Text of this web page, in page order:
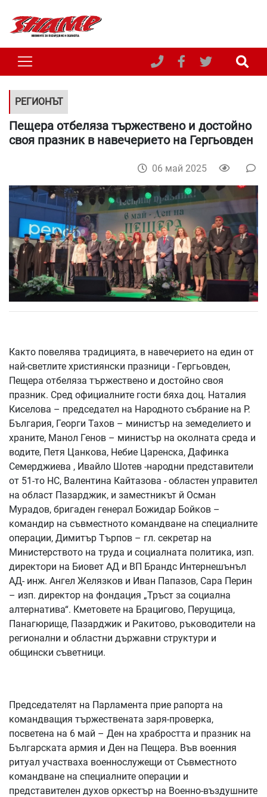
РЕГИОНЪТ
Пещера отбеляза тържествено и достойно
своя празник в навечерието на Гергьовден
06 май 2025
Както повелява традицията, в навечерието на един от
най-светлите християнски празници - Гергьовден,
Пещера отбеляза тържествено и достойно своя
празник. Сред официалните гости бяха доц. Наталия
Киселова – председател на Народното събрание на Р.
България, Георги Тахов – министър на земеделието и
храните, Манол Генов – министър на околната среда и
водите, Петя Цанкова, Небие Царенска, Дафинка
Семерджиева , Ивайло Шотев -народни представители
от 51-то НС, Валентина Кайтазова - областен управител
на област Пазарджик, и заместникът й Осман
Мурадов, бригаден генерал Божидар Бойков –
командир на съвместното командване на специалните
операции, Димитър Търпов – гл. секретар на
Министерството на труда и социалната политика, изп.
директори на Биовет АД и ВП Брандс Интернешънъл
АД- инж. Ангел Желязков и Иван Папазов, Сара Перин
– изп. директор на фондация „Тръст за социална
алтернатива“. Кметовете на Брацигово, Перущица,
Панагюрище, Пазарджик и Ракитово, ръководители на
регионални и областни държавни структури и
общински съветници.
Председателят на Парламента прие рапорта на
командващия тържествената заря-проверка,
посветена на 6 май – Ден на храбростта и празник на
Българската армия и Ден на Пещера. Във военния
ритуал участваха военнослужещи от Съвместното
командване на специалните операции и
представителен духов оркестър на Военно-въздушните